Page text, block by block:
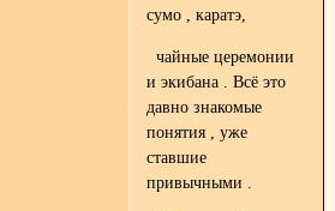
сумо , каратэ,
чайные церемонии
и экибана . Всё это
давно знакомые
понятия , уже
ставшие
привычными .